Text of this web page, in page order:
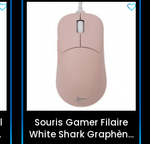
Souris Gamer Filaire
White Shark Graphène